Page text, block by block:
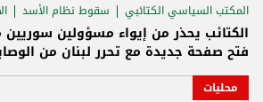
المكتب السياسي الكتائبي سقوط نظام الأسد
الكتائب يحذر من إيواء مسؤولين
فتح صفحة جديدة مع تحرر لبنان من
محليات